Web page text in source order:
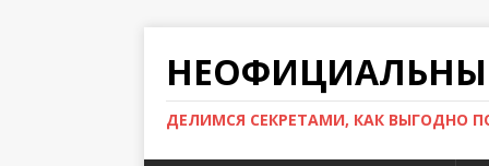
ДЕЛИМСЯ СЕКРЕТАМИ, КАК ВЫГОДНО